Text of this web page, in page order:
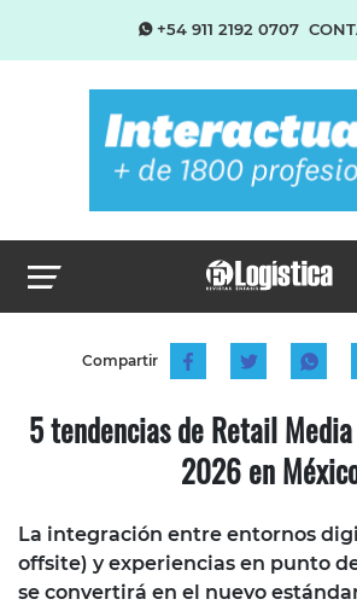
+54 911 2192 0707
Compartir
5 tendencias de Retail
2026 en
La integración entre entornos
offsite) y experiencias en punto
se convertirá en el nuevo